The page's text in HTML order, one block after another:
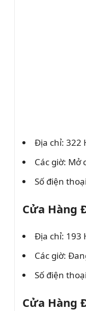
Địa chỉ: 322
Các giờ: Mở
Số điện
Cửa Hàng
Địa chỉ: 193
Các giờ:
Số điện
Cửa Hàng